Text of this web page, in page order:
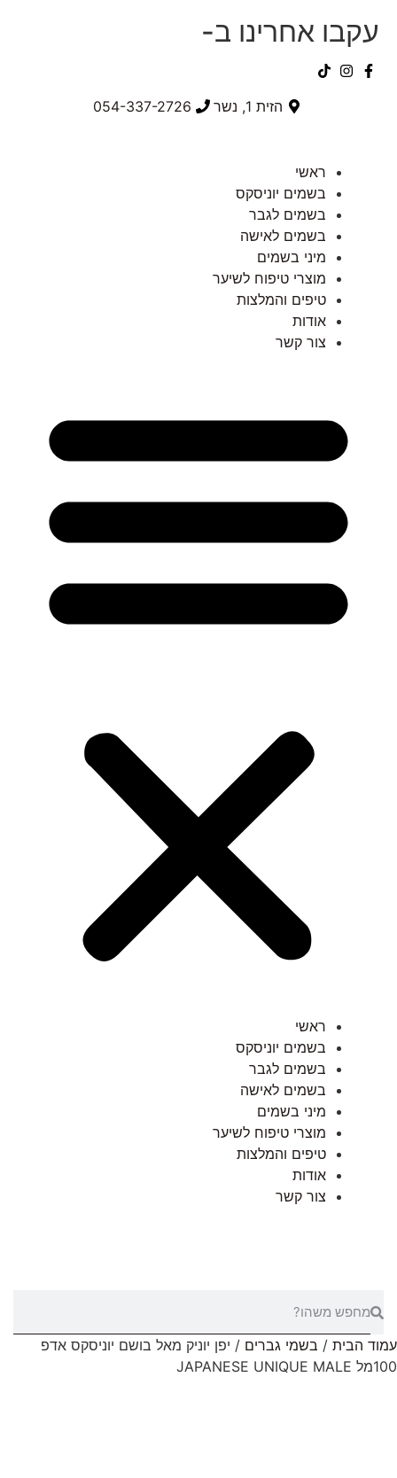
הזית 1, נשר 054-337-2726⁩
עקבו אחרינו ב-
ראשי
בשמים יוניסקס
בשמים לגבר
בשמים לאישה
מיני בשמים
מוצרי טיפוח לשיער
טיפים והמלצות
אודות
צור קשר
ראשי
בשמים יוניסקס
בשמים לגבר
בשמים לאישה
מיני בשמים
מוצרי טיפוח לשיער
טיפים והמלצות
אודות
צור קשר
עמוד הבית / בשמי גברים / יפן יוניק מאל בושם יוניסקס אדפ
100מל JAPANESE UNIQUE MALE